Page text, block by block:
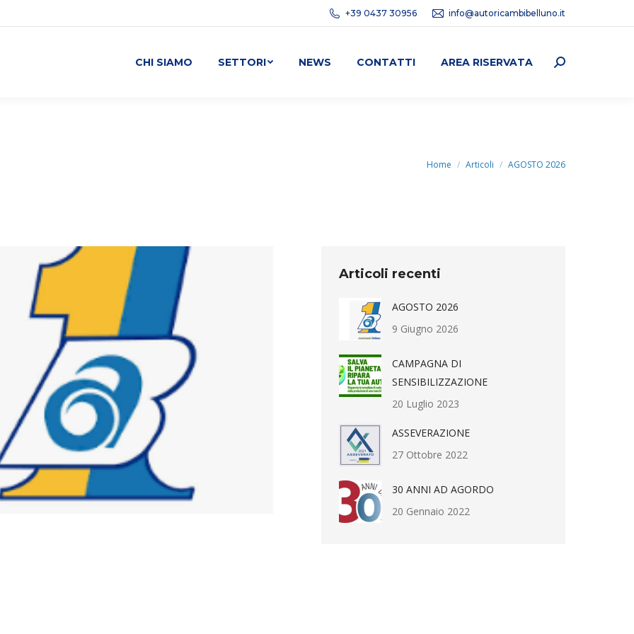
+39 0437 30956 info@autoricambibelluno.it
CHI SIAMO SETTORI NEWS CONTATTI AREA RISERVATA Cerca:
Tu sei qui:
Home Articoli AGOSTO 2026
Articoli recenti
AGOSTO 2026
9 Giugno 2026
CAMPAGNA DI
SENSIBILIZZAZIONE
20 Luglio 2023
ASSEVERAZIONE
27 Ottobre 2022
30 ANNI AD AGORDO
20 Gennaio 2022